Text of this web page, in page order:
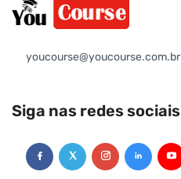
youcourse@youcourse.com.br
Siga nas redes sociais